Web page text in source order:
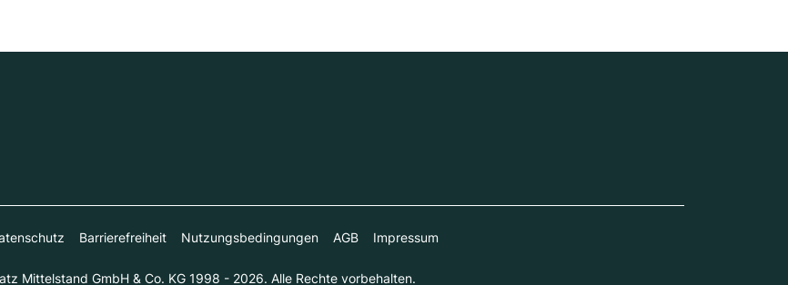
Barrierefreiheit Nutzungsbedingungen AGB Impressum
Mittelstand GmbH & Co. KG 1998 - 2026. Alle Rechte vorbehalten.